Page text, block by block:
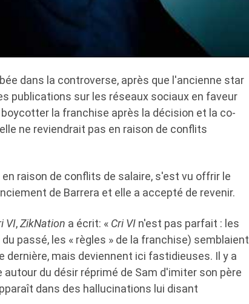
dans la controverse, après que l'ancienne star
publications sur les réseaux sociaux en faveur
la franchise après la décision et la co-
ne reviendrait pas en raison de conflits
raison de conflits de salaire, s'est vu offrir le
de Barrera et elle a accepté de revenir.
VI,ZikNation a écrit: « Cri VI n'est pas parfait : les
passé, les « règles » de la franchise) semblaient
dernière, mais deviennent ici fastidieuses. Il y a
du désir réprimé de Sam d'imiter son père
dans des hallucinations lui disant